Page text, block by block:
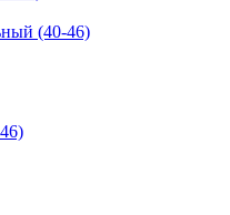
(40-46)